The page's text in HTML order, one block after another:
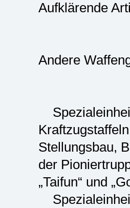
Aufklärende
Andere
Stellungsbau,
der
„Taifun“ und